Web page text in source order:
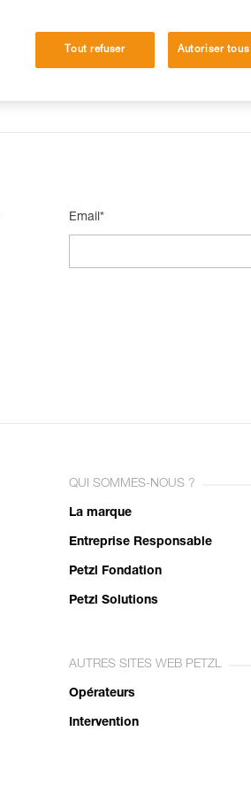
Email*
QUI SOMMES-NOUS ?
La marque
Entreprise Responsable
Petzl Fondation
Petzl Solutions
AUTRES SITES WEB PETZL
Opérateurs
Intervention
Tout refuser Autoriser